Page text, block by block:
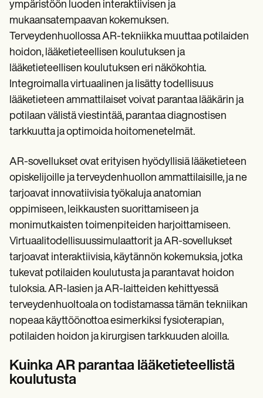
Training Hub
Webinars
Switch to Carepatron
Become a Partner
Pricing
Why Carepatron?
Login
ympäristöön luoden interaktiivisen ja
mukaansatempaavan kokemuksen.
Terveydenhuollossa AR-tekniikka muuttaa potilaiden
hoidon, lääketieteellisen koulutuksen ja
lääketieteellisen koulutuksen eri näkökohtia.
Integroimalla virtuaalinen ja lisätty todellisuus
lääketieteen ammattilaiset voivat parantaa lääkärin ja
potilaan välistä viestintää, parantaa diagnostisen
tarkkuutta ja optimoida hoitomenetelmät.
AR-sovellukset ovat erityisen hyödyllisiä lääketieteen
opiskelijoille ja terveydenhuollon ammattilaisille, ja ne
tarjoavat innovatiivisia työkaluja anatomian
oppimiseen, leikkausten suorittamiseen ja
monimutkaisten toimenpiteiden harjoittamiseen.
Virtuaalitodellisuussimulaattorit ja AR-sovellukset
tarjoavat interaktiivisia, käytännön kokemuksia, jotka
tukevat potilaiden koulutusta ja parantavat hoidon
tuloksia. AR-lasien ja AR-laitteiden kehittyessä
terveydenhuoltoala on todistamassa tämän tekniikan
nopeaa käyttöönottoa esimerkiksi fysioterapian,
potilaiden hoidon ja kirurgisen tarkkuuden aloilla.
Kuinka AR parantaa lääketieteellistä
koulutusta